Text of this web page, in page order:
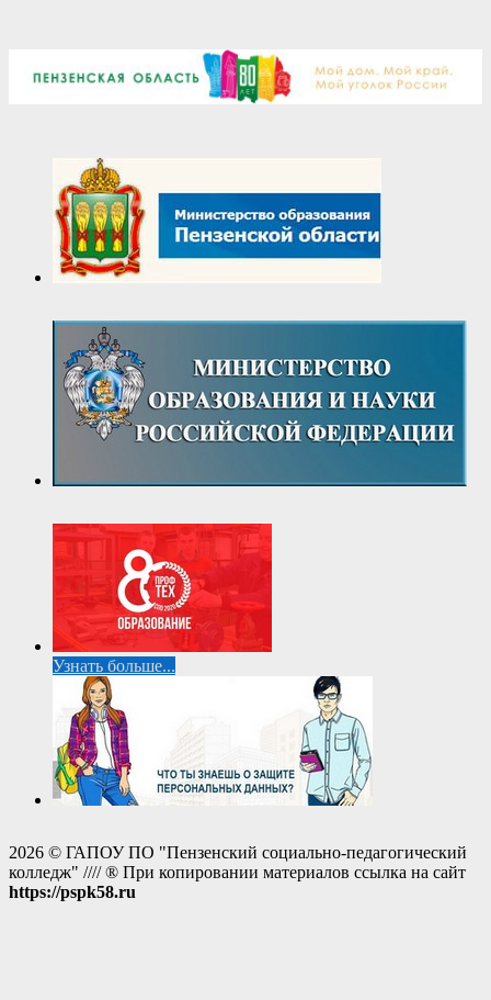
Узнать больше...
2026 © ГАПОУ ПО "Пензенский социально-педагогический
колледж" //// ® При копировании материалов ссылка на сайт
https://pspk58.ru